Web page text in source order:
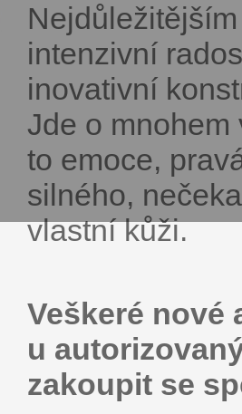
intenzivní
inovativní
Jde o
to emoce,
silného,
vlastní kůži.
Veškeré nové
u
zakoupit se